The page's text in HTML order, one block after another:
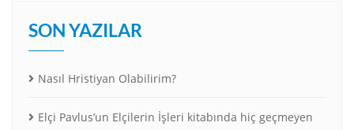
SON YAZILAR
Nasıl Hristiyan Olabilirim?
Elçi Pavlus’un Elçilerin İşleri kitabında hiç geçmeyen